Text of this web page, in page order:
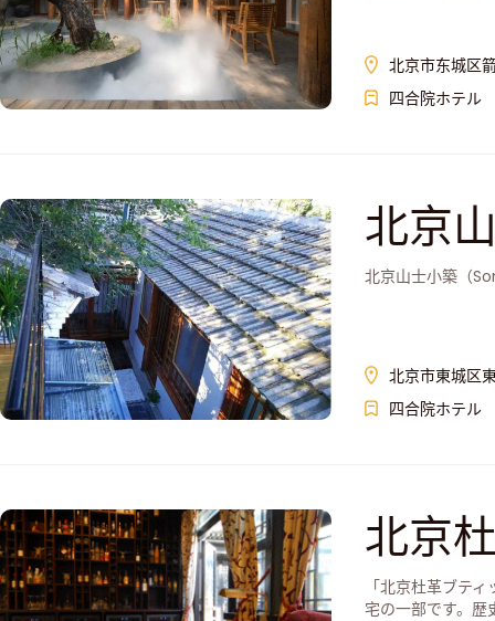
北京市东城区
四合院ホテル
北京
北京山士小築（
北京市東城区
四合院ホテル
北京
「北京杜革ブテ
宅の一部です。歴